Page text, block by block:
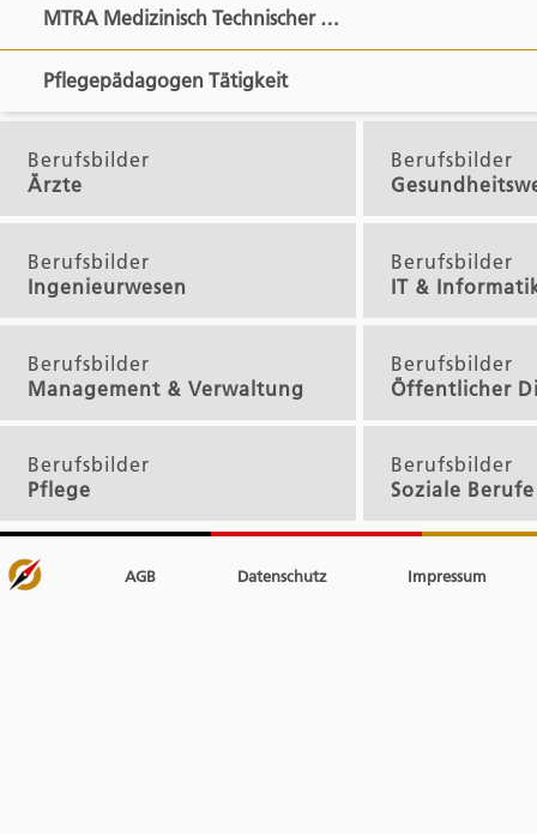
MTRA Medizinisch Technischer …
Pflegepädagogen Tätigkeit
Berufsbilder
Ärzte
Berufsbilder
Berufsbilder
Ingenieurwesen
Berufsbilder
IT &
Berufsbilder
Management & Verwaltung
Berufsbilder
Öffentlicher
Berufsbilder
Pflege
Berufsbilder
Soziale Berufe
AGB Datenschutz Impressum